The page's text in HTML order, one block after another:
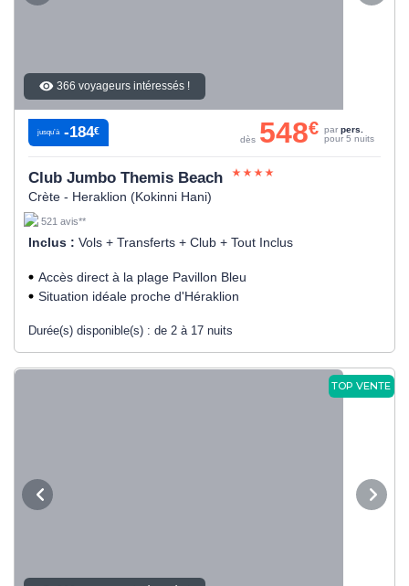
366 voyageurs intéressés !
Club Jumbo Themis Beach
Crète - Heraklion (Kokinni Hani)
521 avis**
Inclus : Vols + Transferts + Club + Tout Inclus
Accès direct à la plage Pavillon Bleu
Situation idéale proche d'Héraklion
Durée(s) disponible(s) : de 2 à 17 nuits
jusqu’à -184€
dès 548€ par pers.
pour 5 nuits
TOP VENTE